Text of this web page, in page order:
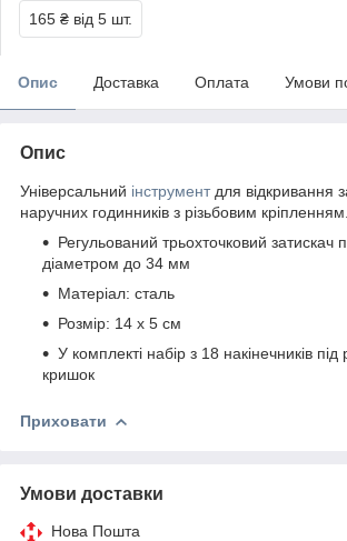
165 ₴ від 5 шт.
Опис Доставка Оплата Умови
Опис
Універсальний інструментдля відкривання
наручних годинників з різьбовим кріпленням.
Регульований трьохточковий затискач
діаметром до 34 мм
Матеріал: сталь
Розмір: 14 х 5 см
У комплекті набір з 18 накінечників під
кришок
Приховати
Умови доставки
Нова Пошта